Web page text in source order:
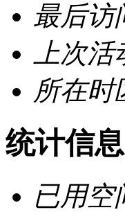
最后访
上次
所在时
统计信息
已用空